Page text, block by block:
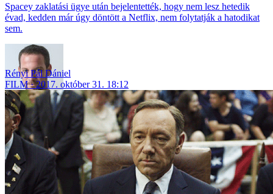
Spacey zaklatási ügye után bejelentették, hogy nem lesz hetedik
évad, kedden már úgy döntött a Netflix, nem folytatják a hatodikat
sem.
Rényi Pál Dániel
FILM
2017. október 31. 18:12